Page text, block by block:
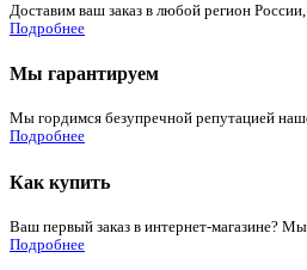
Доставим ваш заказ в любой регион
Подробнее
Мы гарантируем
Мы гордимся безупречной репутацией
Подробнее
Как купить
Ваш первый заказ в интернет-магазине?
Подробнее